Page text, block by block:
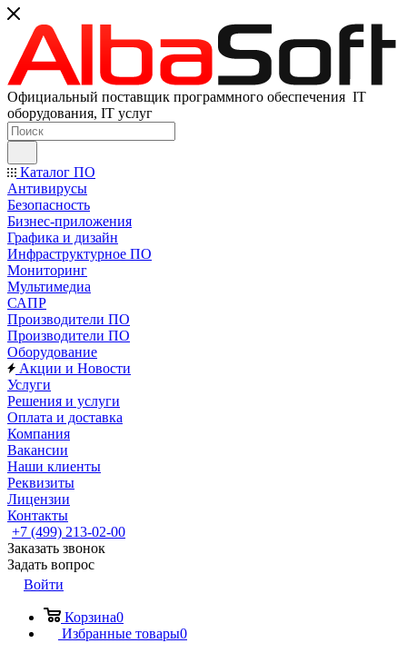
Официальный поставщик программного обеспечения IT
оборудования, IT услуг
Каталог ПО
Антивирусы
Безопасность
Бизнес-приложения
Графика и дизайн
Инфраструктурное ПО
Мониторинг
Мультимедиа
САПР
Производители ПО
Производители ПО
Оборудование
Акции и Новости
Услуги
Решения и услуги
Оплата и доставка
Компания
Вакансии
Наши клиенты
Реквизиты
Лицензии
Контакты
+7 (499) 213-02-00
Заказать звонок
Задать вопрос
Войти
Корзина0
Избранные товары0